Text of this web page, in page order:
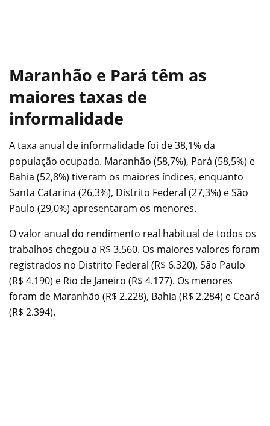
Maranhão e Pará têm as
maiores taxas de
informalidade
A taxa anual de informalidade foi de 38,1% da
população ocupada. Maranhão (58,7%), Pará (58,5%) e
Bahia (52,8%) tiveram os maiores índices, enquanto
Santa Catarina (26,3%), Distrito Federal (27,3%) e São
Paulo (29,0%) apresentaram os menores.
O valor anual do rendimento real habitual de todos os
trabalhos chegou a R$ 3.560. Os maiores valores foram
registrados no Distrito Federal (R$ 6.320), São Paulo
(R$ 4.190) e Rio de Janeiro (R$ 4.177). Os menores
foram de Maranhão (R$ 2.228), Bahia (R$ 2.284) e Ceará
(R$ 2.394).